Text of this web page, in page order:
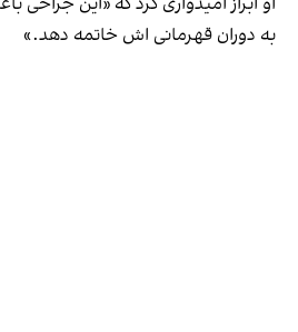
به دوران قهرمانی اش خاتمه دهد.»